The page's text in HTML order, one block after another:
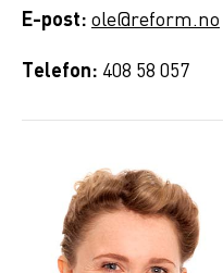
E-post:ole@reform.no
Telefon: 408 58 057